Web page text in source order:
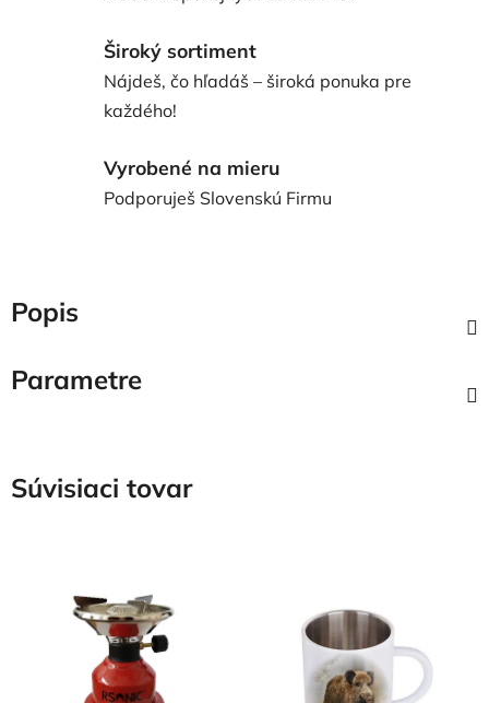
Široký sortiment
Nájdeš, čo hľadáš – široká ponuka pre
každého!
Vyrobené na mieru
Podporuješ Slovenskú Firmu
Popis
Parametre
Súvisiaci tovar